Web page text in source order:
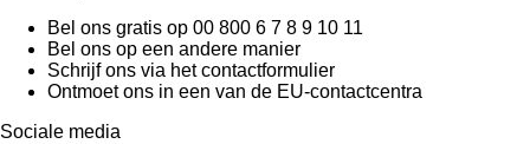
Bel ons gratis op 00 800 6 7 8 9 10 11
Bel ons op een andere manier
Schrijf ons via het contactformulier
Ontmoet ons in een van de EU-contactcentra
Sociale media